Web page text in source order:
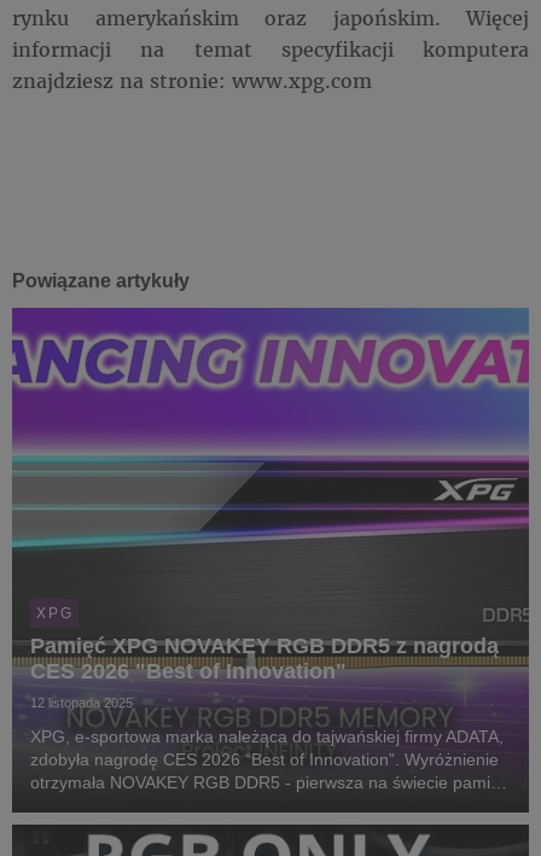
rynku amerykańskim oraz japońskim. Więcej
informacji na temat specyfikacji komputera
znajdziesz na stronie: www.xpg.com
Powiązane artykuły
XPG
Pamięć XPG NOVAKEY RGB DDR5 z nagrodą
CES 2026 "Best of Innovation"
12 listopada 2025
XPG, e-sportowa marka należąca do tajwańskiej firmy ADATA,
zdobyła nagrodę CES 2026 “Best of Innovation”. Wyróżnienie
otrzymała NOVAKEY RGB DDR5 - pierwsza na świecie pamięć